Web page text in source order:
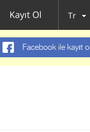
Kayıt Ol Tr
Facebook ile kayıt ol